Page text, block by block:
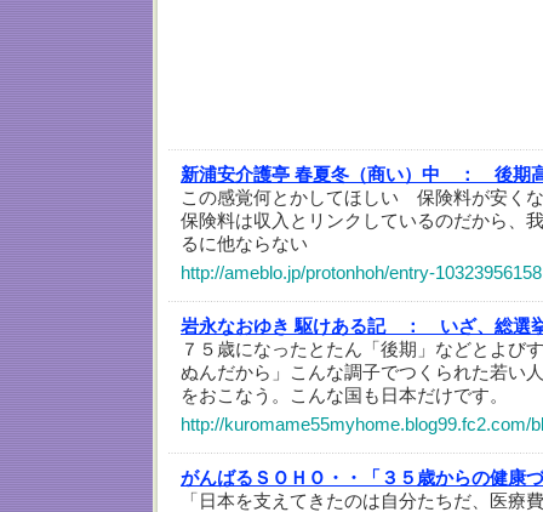
新浦安介護亭 春夏冬（商い）中 ：
後期
この感覚何とかしてほしい 保険料が安く
保険料は収入とリンクしているのだから、
るに他ならない
http://ameblo.jp/protonhoh/entry-
岩永なおゆき 駆けある記 ：
いざ、総選
７５歳になったとたん「後期」などとよび
ぬんだから」こんな調子でつくられた若い
をおこなう。こんな国も日本だけです。
http://kuromame55myhome.blog99.fc2.com/
がんばるＳＯＨＯ・・「３５歳からの健康
「日本を支えてきたのは自分たちだ、医療